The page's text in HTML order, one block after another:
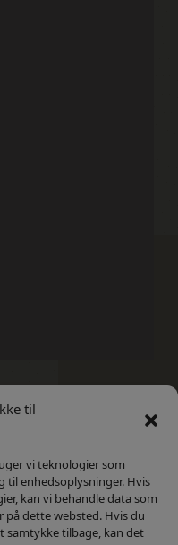
til
vi teknologier som
til enhedsoplysninger. Hvis
kan vi behandle data som
dette websted. Hvis du
samtykke tilbage, kan det